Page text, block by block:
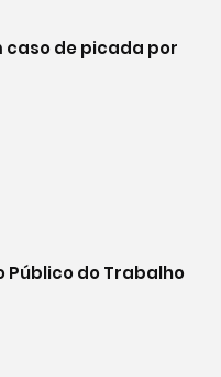
caso de picada por
Público do Trabalho